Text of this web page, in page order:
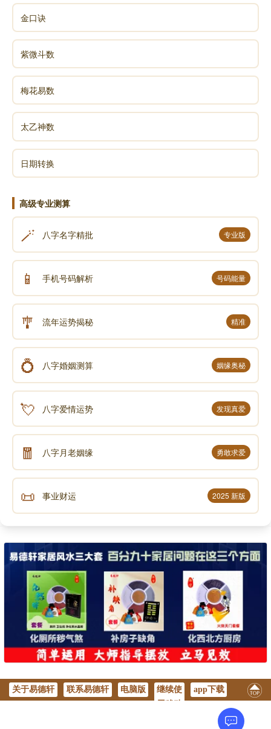
金口诀
紫微斗数
梅花易数
太乙神数
日期转换
高级专业测算
🪄 八字名字精批 专业版
📱 手机号码解析 号码能量
🎐 流年运势揭秘 精准
💍 八字婚姻测算 姻缘奥秘
💘 八字爱情运势 发现真爱
🧧 八字月老姻缘 勇敢求爱
📜 事业财运 2025 新版
关于易德轩 联系易德轩 电脑版
继续使
app下载